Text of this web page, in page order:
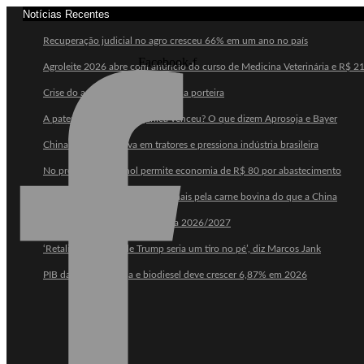
Notícias Recentes
Recuperação judicial no agro cresceu 66% em um ano no país
Agroleite 2026 abre com anúncio do curso de Medicina Veterinária e R$
Crise do agro avança para além da porteira
A patente da soja transgênica venceu? O que dizem Aprosoja e Bayer
China amplia ofensiva em tratores e pressiona indústria brasileira
No preço atual, etanol permite economia de R$ 80 por abastecimento
União Europeia paga até 40% mais pela carne bovina do que a China
Os desafios para o agro na safra 2026/2027
‘Retaliar o tarifaço de Trump seria um tiro no pé’, diz Marcos Jank
PIB da cadeia da soja e biodiesel deve crescer 6,87% em 2026
Facebook-f